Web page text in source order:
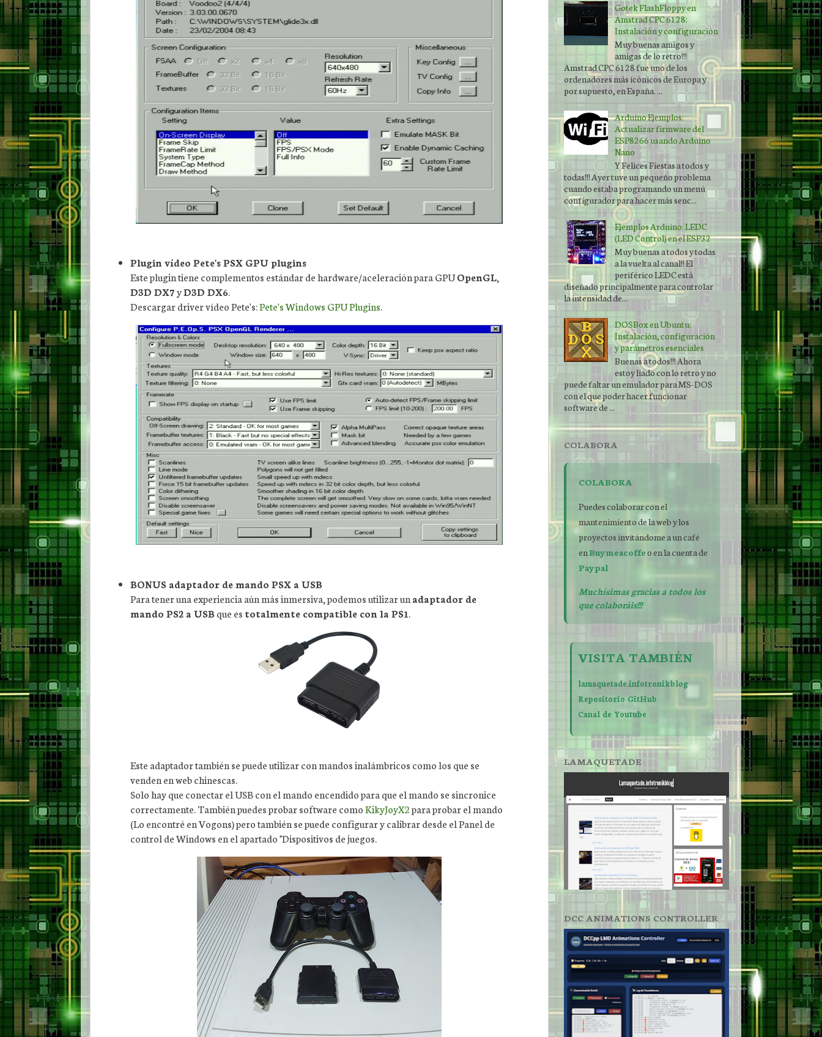
Plugin vídeo Pete's PSX GPU plugins
Este plugin tiene complementos estándar de hardware/aceleración para GPUOpenGL,
D3D DX7yD3D DX6.
Descargar driver vídeo Pete's:Pete's Windows GPU Plugins.
BONUS adaptador de mando PSX a USB
Para tener una experiencia aún más inmersiva, podemos utilizar un adaptador de
mando PS2 a USBque es totalmente compatible con la PS1.
Este adaptador también se puede utilizar con mandos inalámbricos como los que se
venden en web chinescas.
Solo hay que conectar el USB con el mando encendido para que el mando se sincronice
correctamente. También puedes probar software comoKikyJoyX2para probar el mando
(Lo encontré en Vogons) pero también se puede configurar y calibrar desde el Panel de
control de Windows en el apartado "Dispositivos de juegos.
Gotek FlashFloppy en
Amstrad CPC 6128:
Instalación y configuración
Muy buenas amigos y
amigas de lo retro!!!
Amstrad CPC 6128 fue uno de los
ordenadores más icónicos de Europa y
por supuesto, en España. ...
Arduino Ejemplos:
Actualizar firmware del
ESP8266 usando Arduino
Nano
Y Felices Fiestas a todos y
todas!!! Ayer tuve un pequeño problema
cuando estaba programando un menú
configurador para hacer más senc...
Ejemplos Arduino: LEDC
(LED Control) en el ESP32
Muy buenas a todos y todas
a la vuelta al canal!! El
periférico LEDC está
diseñado principalmente para controlar
la intensidad de...
DOSBox en Ubuntu:
Instalación, configuración
y parámetros esenciales
Buenas a todos!!! Ahora
estoy liado con lo retro y no
puede faltar un emulador para MS-DOS
con el que poder hacer funcionar
software de ...
COLABORA
COLABORA
Puedes colaborar con el
mantenimiento de la web y los
proyectos invitándome a un café
enBuymeacoffeo en la cuenta de
Paypal
Muchísimas gracias a todos los
que colaboráis!!!
VISITA TAMBIÉN
lamaquetade.infotronikblog
Repositorio GitHub
Canal de Youtube
LAMAQUETADE
DCC ANIMATIONS CONTROLLER